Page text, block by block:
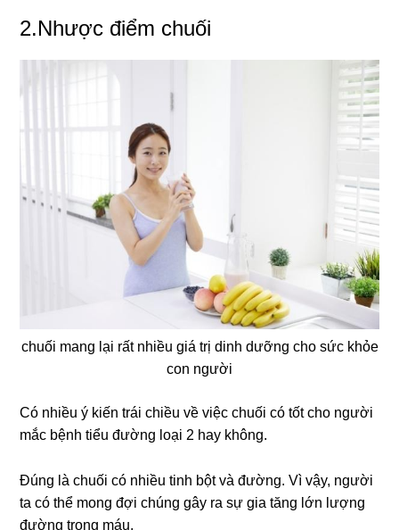
2.Nhược điểm chuối
chuối mang lại rất nhiều giá trị dinh dưỡng cho sức khỏe
con người
Có nhiều ý kiến trái chiều về việc chuối có tốt cho người
mắc bệnh tiểu đường loại 2 hay không.
Đúng là chuối có nhiều tinh bột và đường. Vì vậy, người
ta có thể mong đợi chúng gây ra sự gia tăng lớn lượng
đường trong máu.